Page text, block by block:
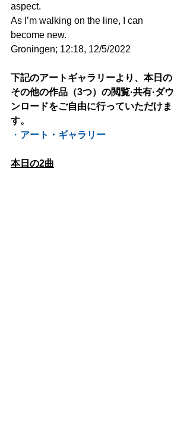
aspect.
As I’m walking on the line, I can
become new.
Groningen; 12:18, 12/5/2022
下記のアートギャラリーより、本日の
その他の作品（3つ）の閲覧·共有·ダウ
ンロードをご自由に行っていただけま
す。
・ アート・ギャラリー
本日の2曲